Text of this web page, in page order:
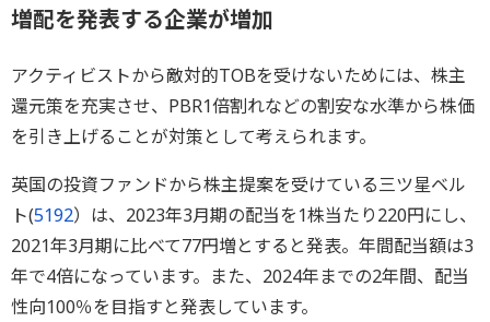
増配を発表する企業が増加
アクティビストから敵対的TOBを受けないためには、株主
還元策を充実させ、PBR1倍割れなどの割安な水準から株価
を引き上げることが対策として考えられます。
英国の投資ファンドから株主提案を受けている三ツ星ベル
ト(5192）は、2023年3月期の配当を1株当たり220円にし、
2021年3月期に比べて77円増とすると発表。年間配当額は3
年で4倍になっています。また、2024年までの2年間、配当
性向100％を目指すと発表しています。